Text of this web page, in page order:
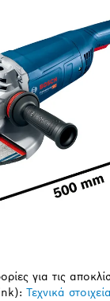
για τις
Τεχνικά